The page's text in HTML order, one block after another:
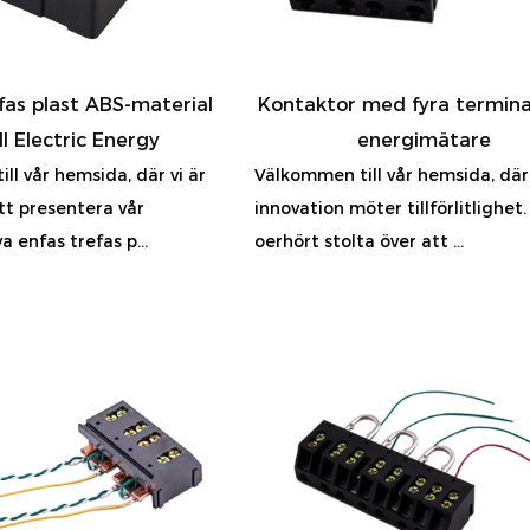
plast ABS-material
Electric Energy
vår hemsida, där vi är
presentera vår
enfas trefas p...
Kontaktor med fyra
energimätare
Välkommen till vår hemsida, där
innovation möter tillförlitlighet.
oerhört stolta över att ...